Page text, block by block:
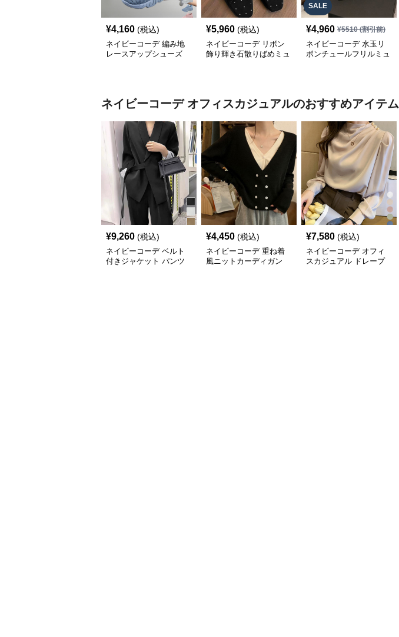
¥4,160 (税込)
ネイビーコーデ 編み地
レースアップシューズ
¥5,960 (税込)
ネイビーコーデ リボン
飾り輝き石散りばめミュ
SALE
¥4,960 ¥5510(割引前)
ネイビーコーデ 水玉リ
ボンチュールフリルミュ
ネイビーコーデ オフィスカジュアルのおすすめアイテム
¥9,260 (税込)
ネイビーコーデ ベルト
付きジャケット パンツ
¥4,450 (税込)
ネイビーコーデ 重ね着
風ニットカーディガン
¥7,580 (税込)
ネイビーコーデ オフィ
スカジュアル ドレープ